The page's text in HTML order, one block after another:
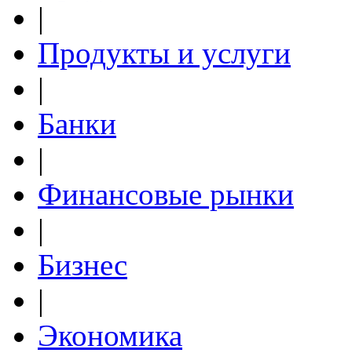
|
Продукты и услуги
|
Банки
|
Финансовые рынки
|
Бизнес
|
Экономика